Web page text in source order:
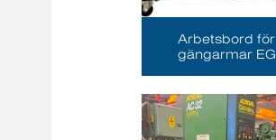
Arbetsbord för
gängarmar EG